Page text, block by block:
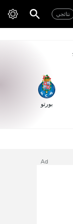
نتائجي
بورتو
Ad